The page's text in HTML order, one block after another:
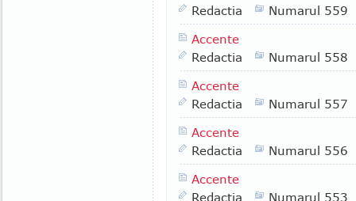
Redactia
Numarul 559
Accente
Redactia
Numarul 558
Accente
Redactia
Numarul 557
Accente
Redactia
Numarul 556
Accente
Redactia
Numarul 553